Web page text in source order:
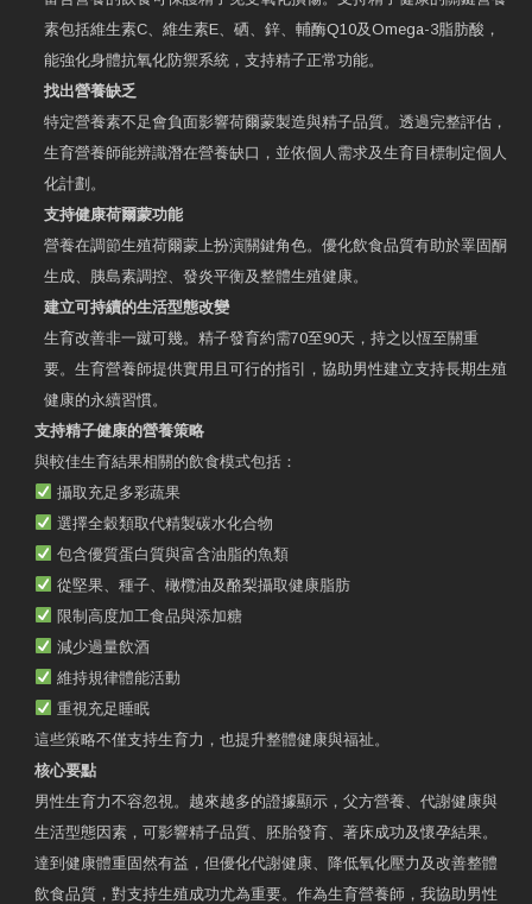
素包括維生素C、維生素E、硒、鋅、輔酶Q10及Omega-3脂肪酸，
能強化身體抗氧化防禦系統，支持精子正常功能。
找出營養缺乏
特定營養素不足會負面影響荷爾蒙製造與精子品質。透過完整評估，
生育營養師能辨識潛在營養缺口，並依個人需求及生育目標制定個人
化計劃。
支持健康荷爾蒙功能
營養在調節生殖荷爾蒙上扮演關鍵角色。優化飲食品質有助於睪固酮
生成、胰島素調控、發炎平衡及整體生殖健康。
建立可持續的生活型態改變
生育改善非一蹴可幾。精子發育約需70至90天，持之以恆至關重
要。生育營養師提供實用且可行的指引，協助男性建立支持長期生殖
健康的永續習慣。
支持精子健康的營養策略
與較佳生育結果相關的飲食模式包括：
攝取充足多彩蔬果
選擇全穀類取代精製碳水化合物
包含優質蛋白質與富含油脂的魚類
從堅果、種子、橄欖油及酪梨攝取健康脂肪
限制高度加工食品與添加糖
減少過量飲酒
維持規律體能活動
重視充足睡眠
這些策略不僅支持生育力，也提升整體健康與福祉。
核心要點
男性生育力不容忽視。越來越多的證據顯示，父方營養、代謝健康與
生活型態因素，可影響精子品質、胚胎發育、著床成功及懷孕結果。
達到健康體重固然有益，但優化代謝健康、降低氧化壓力及改善整體
飲食品質，對支持生殖成功尤為重要。作為生育營養師，我協助男性